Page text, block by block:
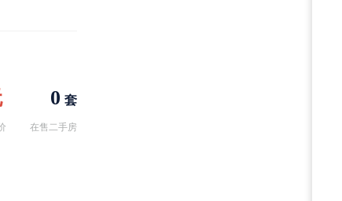
0 套
在售二手房